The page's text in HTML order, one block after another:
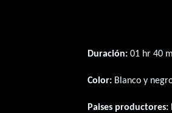
Duración: 01 hr 40
Color: Blanco y
Paises productores: